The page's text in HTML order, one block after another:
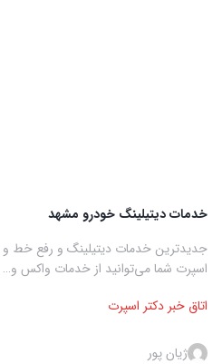
خدمات دیتیلینگ خودرو مشهد
جدیدترین خدمات دیتیلینگ و رفع خط
اسپرت شما می‌توانید از خدمات واکس و…
اتاق خبر دکتر اسپرت
ژیان پور